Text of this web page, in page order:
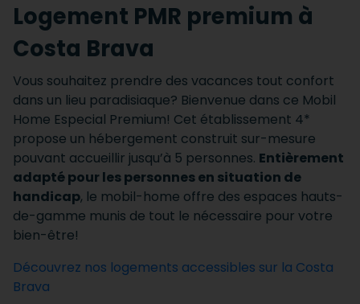
Logement PMR premium à
Costa Brava
Vous souhaitez prendre des vacances tout confort
dans un lieu paradisiaque? Bienvenue dans ce Mobil
Home Especial Premium! Cet établissement 4*
propose un hébergement construit sur-mesure
pouvant accueillir jusqu’à 5 personnes. Entièrement
adapté pour les personnes en situation de
handicap, le mobil-home offre des espaces hauts-
de-gamme munis de tout le nécessaire pour votre
bien-être!
Découvrez nos logements accessibles sur la Costa
Brava